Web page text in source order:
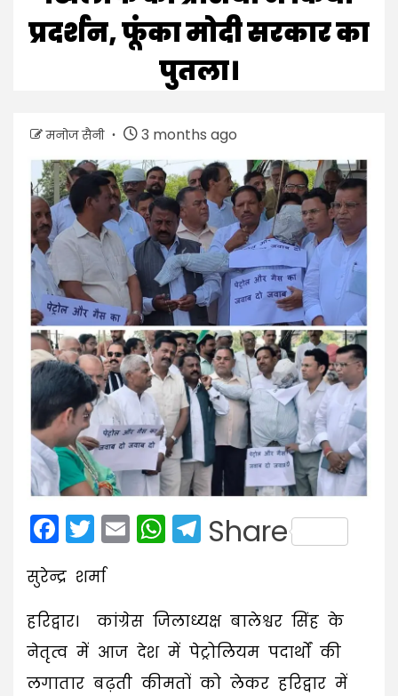
प्रदर्शन, फूंका मोदी सरकार का
पुतला।
मनोज सैनी 3 months ago
Facebook
Twitter
EmailWhatsApp
Telegram
Share
सुरेन्द्र शर्मा
हरिद्वार। कांग्रेस जिलाध्यक्ष बालेश्वर सिंह के
नेतृत्व में आज देश में पेट्रोलियम पदार्थों की
लगातार बढ़ती कीमतों को लेकर हरिद्वार में